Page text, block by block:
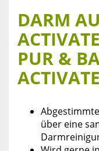
DARM
PUR &
über eine